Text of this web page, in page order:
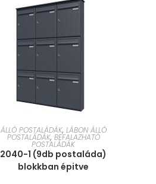
KOSÁRBA TESZEM
ÁLLÓ POSTALÁDÁK, LÁBON ÁLLÓ
POSTALÁDÁK, BEFALAZHATÓ
POSTALÁDÁK
2040-1 (9db postaláda)
blokkban épitve